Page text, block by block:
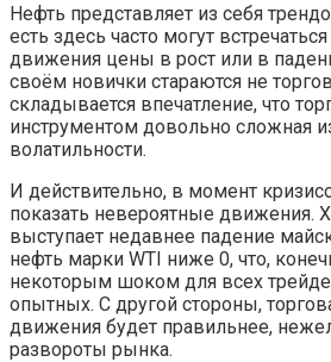
Нефть представляет из себя
есть здесь часто могут
движения цены в рост или в
своём новички стараются не
складывается впечатление, что
инструментом довольно сложная
волатильности.
И действительно, в момент
показать невероятные
выступает недавнее падение
нефть марки WTI ниже 0, что,
некоторым шоком для всех
опытных. С другой стороны,
движения будет правильнее,
развороты рынка.